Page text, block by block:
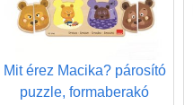
Mit érez Macika? párosító
puzzle, formaberakó